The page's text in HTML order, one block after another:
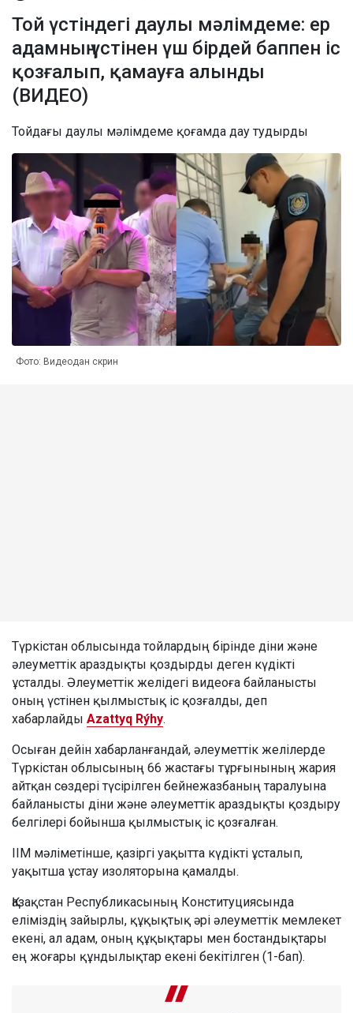
Той үстіндегі даулы мәлімдеме: ер
адамның үстінен үш бірдей баппен іс
қозғалып, қамауға алынды
(ВИДЕО)
Тойдағы даулы мәлімдеме қоғамда дау тудырды
Фото: Видеодан скрин
Түркістан облысында тойлардың бірінде діни және
әлеуметтік араздықты қоздырды деген күдікті
ұсталды. Әлеуметтік желідегі видеоға байланысты
оның үстінен қылмыстық іс қозғалды, деп
хабарлайды Azattyq Rýhy.
Осыған дейін хабарланғандай, әлеуметтік желілерде
Түркістан облысының 66 жастағы тұрғынының жария
айтқан сөздері түсірілген бейнежазбаның таралуына
байланысты діни және әлеуметтік араздықты қоздыру
белгілері бойынша қылмыстық іс қозғалған.
ІІМ мәліметінше, қазіргі уақытта күдікті ұсталып,
уақытша ұстау изоляторына қамалды.
Қазақстан Республикасының Конституциясында
еліміздің зайырлы, құқықтық әрі әлеуметтік мемлекет
екені, ал адам, оның құқықтары мен бостандықтары
ең жоғары құндылықтар екені бекітілген (1-бап).